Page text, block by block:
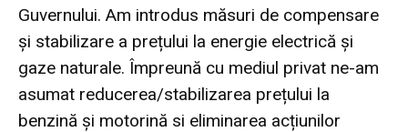
Guvernului. Am introdus măsuri de compensare
și stabilizare a prețului la energie electrică și
gaze naturale. Împreună cu mediul privat ne-am
asumat reducerea/stabilizarea prețului la
benzină și motorină si eliminarea acțiunilor